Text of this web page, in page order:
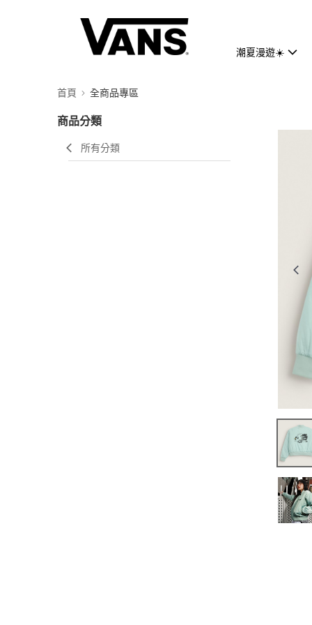
潮夏漫遊☀️
首頁 全商品專區
商品分類
所有分類